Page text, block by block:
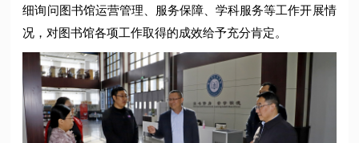
细询问图书馆运营管理、服务保障、学科服务等工作开展情
况，对图书馆各项工作取得的成效给予充分肯定。